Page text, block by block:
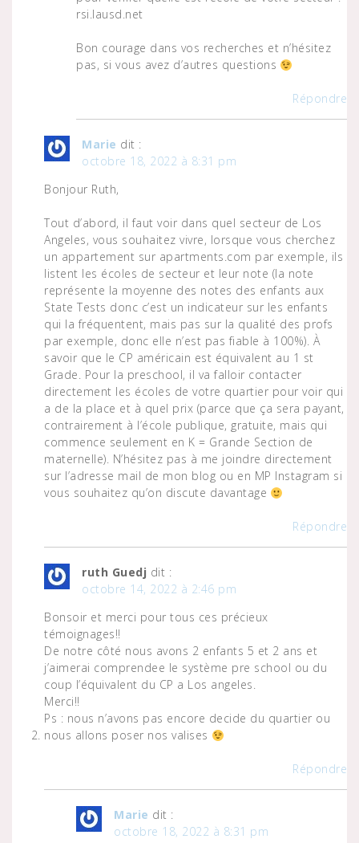
rsi.lausd.net
Bon courage dans vos recherches et n’hésitez
pas, si vous avez d’autres questions
Répondre
Marie dit :
octobre 18, 2022 à 8:31 pm
Bonjour Ruth,
Tout d’abord, il faut voir dans quel secteur de Los
Angeles, vous souhaitez vivre, lorsque vous cherchez
un appartement sur apartments.com par exemple, ils
listent les écoles de secteur et leur note (la note
représente la moyenne des notes des enfants aux
State Tests donc c’est un indicateur sur les enfants
qui la fréquentent, mais pas sur la qualité des profs
par exemple, donc elle n’est pas fiable à 100%). À
savoir que le CP américain est équivalent au 1 st
Grade. Pour la preschool, il va falloir contacter
directement les écoles de votre quartier pour voir qui
a de la place et à quel prix (parce que ça sera payant,
contrairement à l’école publique, gratuite, mais qui
commence seulement en K = Grande Section de
maternelle). N’hésitez pas à me joindre directement
sur l’adresse mail de mon blog ou en MP Instagram si
vous souhaitez qu’on discute davantage
Répondre
ruth Guedj dit :
octobre 14, 2022 à 2:46 pm
Bonsoir et merci pour tous ces précieux
témoignages!!
De notre côté nous avons 2 enfants 5 et 2 ans et
j’aimerai comprendee le système pre school ou du
coup l’équivalent du CP a Los angeles.
Merci!!
Ps : nous n’avons pas encore decide du quartier ou
nous allons poser nos valises
Répondre
Marie dit :
octobre 18, 2022 à 8:31 pm